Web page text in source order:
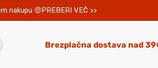
nakupu PREBERI VEČ >>
Brezplačna dostava nad